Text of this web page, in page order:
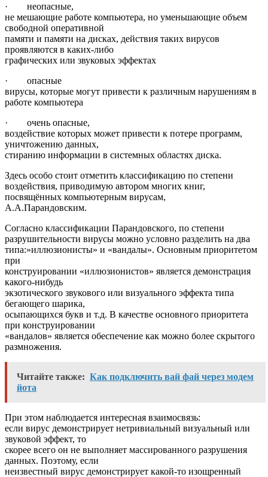
· неопасные,
не мешающие работе компьютера, но уменьшающие объем
свободной оперативной
памяти и памяти на дисках, действия таких вирусов
проявляются в каких-либо
графических или звуковых эффектах
· опасные
вирусы, которые могут привести к различным нарушениям в
работе компьютера
· очень опасные,
воздействие которых может привести к потере программ,
уничтожению данных,
стиранию информации в системных областях диска.
Здесь особо стоит отметить классификацию по степени
воздействия, приводимую автором многих книг,
посвящённых компьютерным вирусам,
А.А.Парандовским.
Согласно классификации Парандовского, по степени
разрушительности вирусы можно условно разделить на два
типа:»иллюзионисты» и «вандалы». Основным приоритетом
при
конструировании «иллюзионистов» является демонстрация
какого-нибудь
экзотического звукового или визуального эффекта типа
бегающего шарика,
осыпающихся букв и т.д. В качестве основного приоритета
при конструировании
«вандалов» является обеспечение как можно более скрытого
размножения.
Читайте также: Как подключить вай фай через модем
йота
При этом наблюдается интересная взаимосвязь:
если вирус демонстрирует нетривиальный визуальный или
звуковой эффект, то
скорее всего он не выполняет массированного разрушения
данных. Поэтому, если
неизвестный вирус демонстрирует какой-то изощренный